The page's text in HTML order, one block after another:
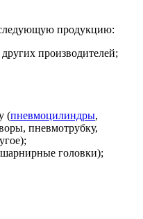
продукцию:
производителей;
(пневмоцилиндры,
пневмотрубку,
головки);